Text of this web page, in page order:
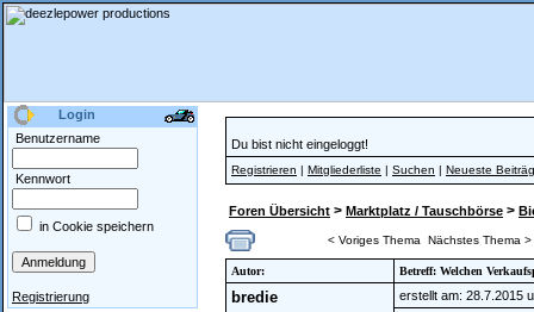
Login
Benutzername
Kennwort
in Cookie speichern
Registrierung
Du bist nicht eingeloggt!
Registrieren | Mitgliederliste | Suchen | Neueste
Foren Übersicht > Marktplatz / Tauschbörse >
< Voriges Thema Nächstes Thema >
Autor: Betreff: Welchen
bredie erstellt am: 28.7.2015